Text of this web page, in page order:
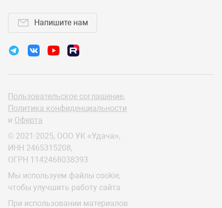
Напишите нам
Пользовательское соглашение,
Политика конфиденциальности
и Оферта
© 2021-2025, ООО УК «Удача»,
ИНН 2465315208,
ОГРН 1142468038393
Мы используем файлы cookie,
чтобы улучшить работу сайта
При использовании материалов